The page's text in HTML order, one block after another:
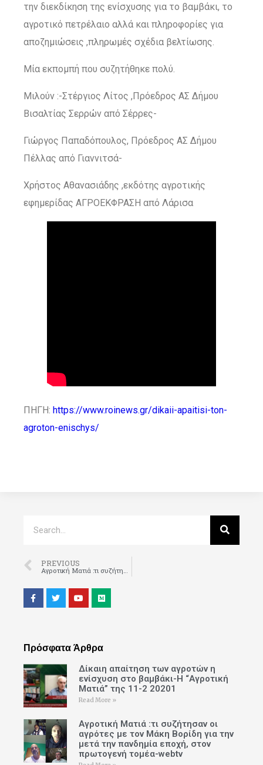
την διεκδίκηση της ενίσχυσης για το βαμβάκι, το
αγροτικό πετρέλαιο αλλά και πληροφορίες για
αποζημιώσεις ,πληρωμές σχέδια βελτίωσης.
Μία εκπομπή που συζητήθηκε πολύ.
Μιλούν :-Στέργιος Λίτος ,Πρόεδρος ΑΣ Δήμου
Βισαλτίας Σερρών από Σέρρες-
Γιώργος Παπαδόπουλος, Πρόεδρος ΑΣ Δήμου
Πέλλας από Γιαννιτσά-
Χρήστος Αθανασιάδης ,εκδότης αγροτικής
εφημερίδας ΑΓΡΟΕΚΦΡΑΣΗ από Λάρισα
ΠΗΓΗ: https://www.roinews.gr/dikaii-apaitisi-ton-
agroton-enischys/
PREVIOUS
Πρόσφατα Άρθρα
Δίκαιη απαίτηση των αγροτών η
ενίσχυση στο βαμβάκι-Η “Αγροτική
Ματιά” της 11-2 20201
Read More »
Αγροτική Ματιά :τι συζήτησαν οι
αγρότες με τον Μάκη Βορίδη για την
μετά την πανδημία εποχή, στον
πρωτογενή τομέα-webtv